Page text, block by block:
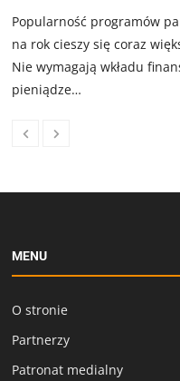
Popularność programów
na rok cieszy się coraz
Nie wymagają wkładu
pieniądze…
MENU
O stronie
Partnerzy
Patronat medialny